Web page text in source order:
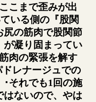
こまで歪みが出
いる側の『股関
の筋肉で股関節
が凝り固まってい
肉の緊張を解す
レナージュでの
･それでも1回の施
はないので、やは